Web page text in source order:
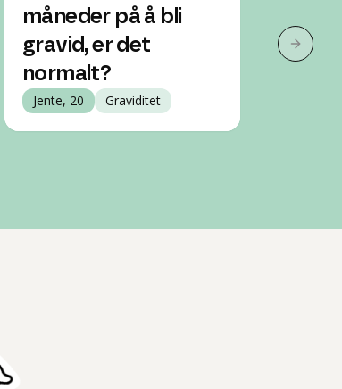
måneder på å bli
gravid, er det
normalt?
Jente, 20 Graviditet
Neste